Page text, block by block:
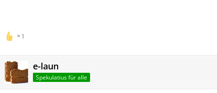
1
e-laun
Spekulatius für alle